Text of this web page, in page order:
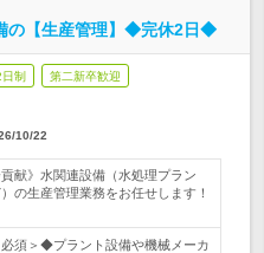
の【生産管理】◆完休2日◆
制 第二新卒歓迎
10/22
献》水関連設備（水処理プラン
の生産管理業務をお任せします！
必須＞◆プラント設備や機械メーカ